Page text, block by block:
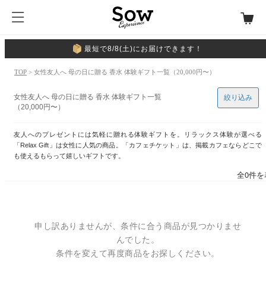
最短で8/8(土)にお届けできます！
TOP > 女性友人へ 母の日に贈る 香水 体験ギフト一覧（20,000円〜）
女性友人へ 母の日に贈る 香水 体験ギフト一覧
（20,000円〜）
友人へのプレゼントには気軽に贈れる体験ギフトを。リラックス体験が選べる
「Relax Gift」は女性に人気の商品。「カフェチケット」は、掲載カフェならどこで
も使えるもらって嬉しいギフトです。
絞り込み
全0件
申し訳ありませんが、条件に合う商品が見つかりませ
んでした。
条件を変えて再度商品をお探しください。